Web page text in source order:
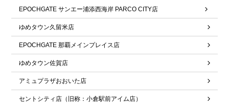
EPOCHGATE サンエー浦添西海岸 PARCO CITY店
ゆめタウン久留米店
EPOCHGATE 那覇メインプレイス店
ゆめタウン佐賀店
アミュプラザおおいた店
セントシティ店（旧称：小倉駅前アイム店）